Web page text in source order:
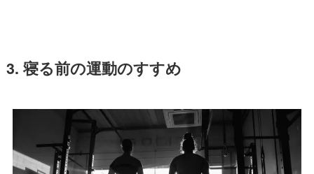
3. 寝る前の運動のすすめ